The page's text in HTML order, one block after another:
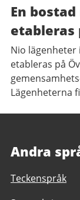
En
etableras
Nio lägenheter
etableras på
Lägenheterna
Andra
Teckenspråk